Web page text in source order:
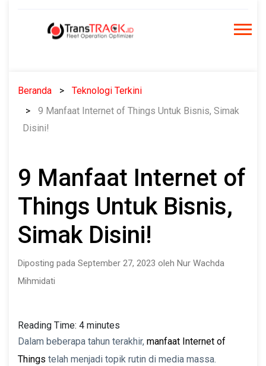
Beranda
Teknologi Terkini
9 Manfaat Internet of Things Untuk Bisnis, Simak
Disini!
9 Manfaat Internet of
Things Untuk Bisnis,
Simak Disini!
Diposting pada September 27, 2023 oleh Nur Wachda
Mihmidati
Reading Time: 4 minutes
Dalam beberapa tahun terakhir, manfaat Internet of
Things telah menjadi topik rutin di media massa.